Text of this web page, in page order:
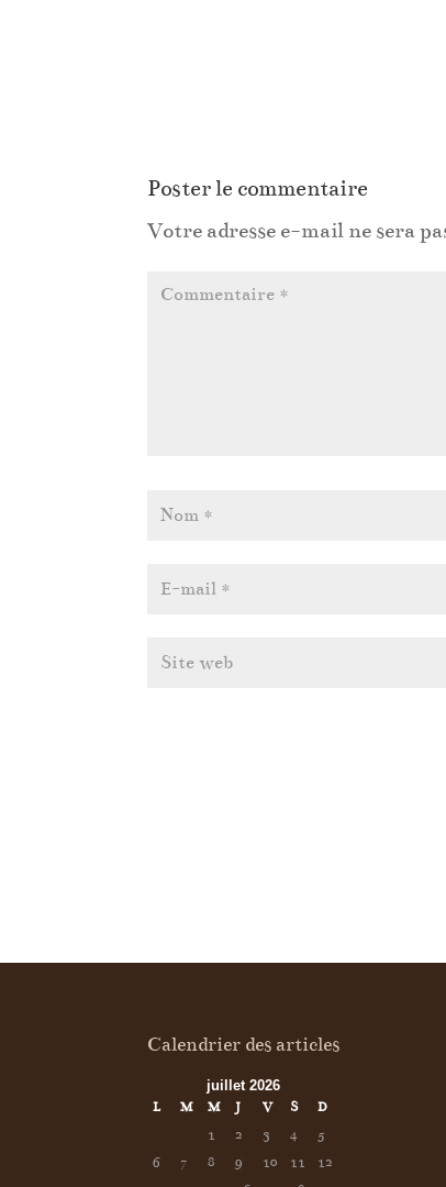
Poster le commentaire
Votre adresse e-mail ne sera
Calendrier des articles
juillet 2026
L M M J V S
D
1
2 3 4
5
6
7 8 9 10 11
12